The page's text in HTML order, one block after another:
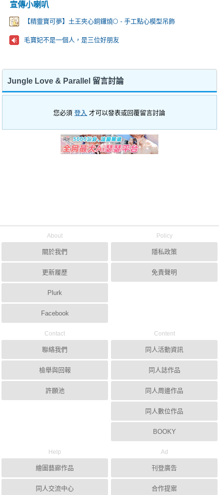
宣傳小喇叭
【精靈寶可夢】土王夾心銅鑼燒🌕 - 手工點心模型吊飾
毛寶妃不是一個人，是三位好朋友
Jungle Love & Parallel 留言討論
您必須登入 才可以發表或回覆留言討論
About
關於我們
更新履歷
Plurk
Facebook
Policy
隱私政策
免責聲明
Contact
聯絡我們
檢舉與回報
許願池
Content
同人活動資訊
同人誌作品
同人周邊作品
同人數位作品
BOOKY
Help
繪圖藝廊作品
同人交流中心
Ad
刊登廣告
合作提案